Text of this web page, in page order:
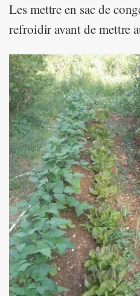
Les mettre en sac de
refroidir avant de mettre